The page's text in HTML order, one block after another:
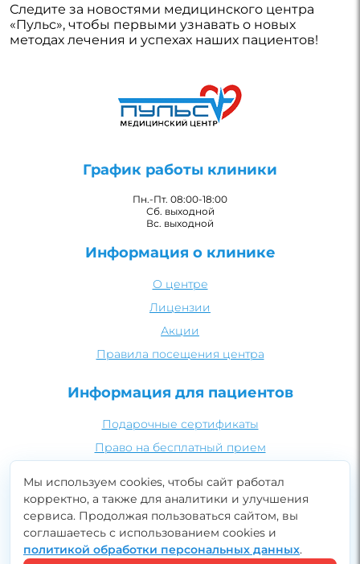
Следите за новостями медицинского центра
«Пульс», чтобы первыми узнавать о новых
методах лечения и успехах наших пациентов!
График работы клиники
Пн.-Пт. 08:00-18:00
Сб. выходной
Вс. выходной
Информация о клинике
О центре
Лицензии
Акции
Правила посещения центра
Информация для пациентов
Подарочные сертификаты
Право на бесплатный прием
Безопасность медицинских процедур
Подготовка к УЗИ
Записаться онлайн
Мы используем cookies, чтобы сайт работал
корректно, а также для аналитики и улучшения
сервиса. Продолжая пользоваться сайтом, вы
соглашаетесь с использованием cookies и
политикой обработки персональных данных.